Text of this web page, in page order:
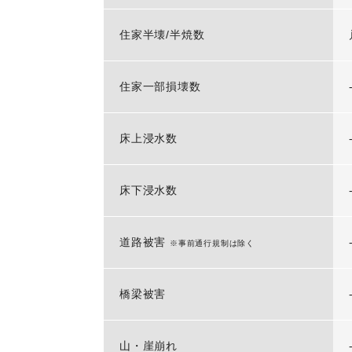
住家半壊/半焼数
住家一部損壊数 -
床上浸水数 -
床下浸水数 -
道路被害 ※事前通行規制は除く -
橋梁被害 -
山・崖崩れ -